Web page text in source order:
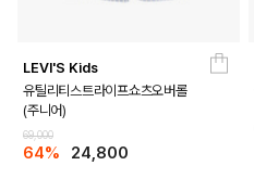
LEVI'S Kids
유틸리티스트라이프쇼츠오버롤
(주니어)
69,000
64% 24,800